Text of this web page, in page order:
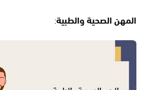
المهن الصحية والطبية: